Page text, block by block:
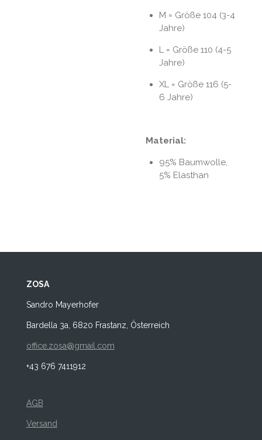
M = Größe 104 (3-4
Jahre)
L = Größe 110 (4-5
Jahre)
XL = Größe 116 (5-
6 Jahre)
Material:
95% Baumwolle,
5% Elasthan
ZOSA
Sandro Mayerhofer
Bardella 3a, 6820 Frastanz, Österreich
office.zosa@gmail.com
+43 676 7411912
AGB
Versand